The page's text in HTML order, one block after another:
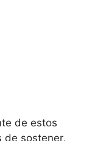
de estos
de sostener,